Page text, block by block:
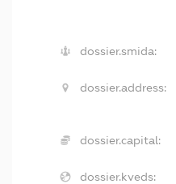
dossier.smida:
dossier.address:
dossier.capital:
dossier.kveds: